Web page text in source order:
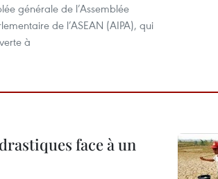
générale de l’Assemblée
de l’ASEAN (AIPA), qui
à
face à un